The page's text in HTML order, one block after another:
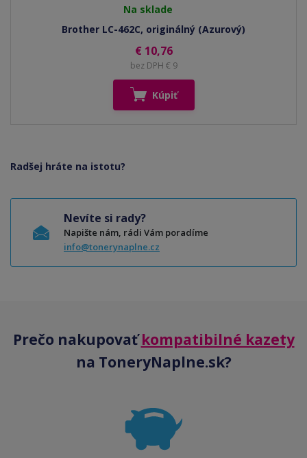
Na sklade
Brother LC-462C, originálný (Azurový)
€ 10,76
bez DPH € 9
Kúpiť
Radšej hráte na istotu?
Nevíte si rady?
Napište nám, rádi Vám poradíme
info@tonerynaplne.cz
Prečo nakupovaťkompatibilné kazety
na ToneryNaplne.sk?